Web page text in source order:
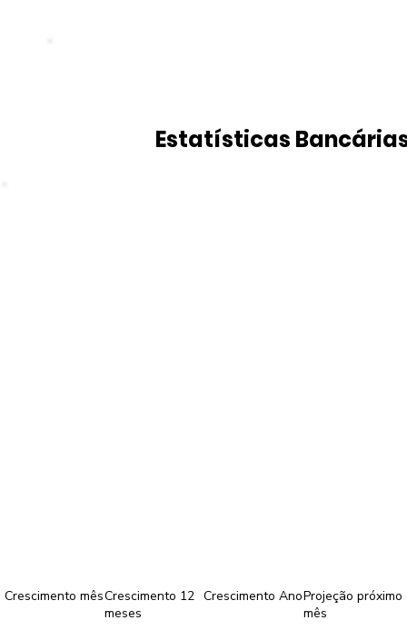
Estatísticas
Crescimento mêsCrescimento 12
meses
Crescimento AnoProjeção próximo
mês